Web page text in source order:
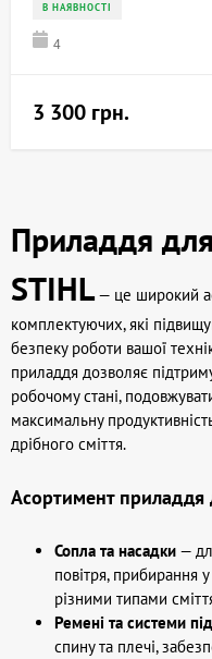
В НАЯВНОСТІ
4
3 300 грн.
Приладдя
STIHL— це широкий
комплектуючих, які
безпеку роботи вашої
приладдя дозволяє
робочому стані,
максимальну
дрібного сміття.
Асортимент приладдя
Сопла та насадки —
повітря, прибирання
різними типами
Ремені та системи
спину та плечі,